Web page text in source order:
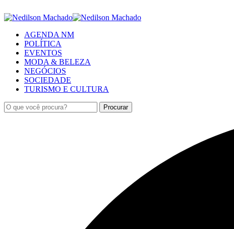
AGENDA NM
POLÍTICA
EVENTOS
MODA & BELEZA
NEGÓCIOS
SOCIEDADE
TURISMO E CULTURA